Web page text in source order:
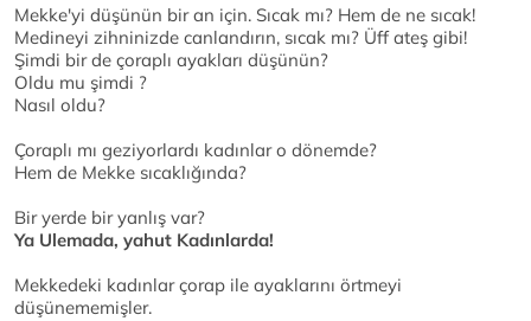
Mekke'yi düşünün bir an için. Sıcak mı? Hem de ne sıcak!
Medineyi zihninizde canlandırın, sıcak mı? Üff ateş gibi!
Şimdi bir de çoraplı ayakları düşünün?
Oldu mu şimdi ?
Nasıl oldu?
Çoraplı mı geziyorlardı kadınlar o dönemde?
Hem de Mekke sıcaklığında?
Bir yerde bir yanlış var?
Ya Ulemada, yahut Kadınlarda!
Mekkedeki kadınlar çorap ile ayaklarını örtmeyi
düşünememişler.